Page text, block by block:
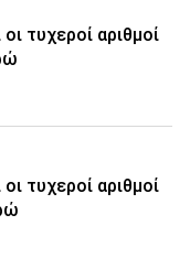
τυχεροί αριθμοί
τυχεροί αριθμοί